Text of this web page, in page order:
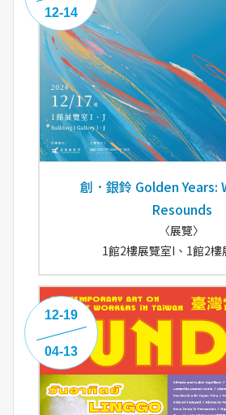
創．銀鈴 Golden Years:
Resounds
〈展覽〉
1館2樓展覽室I、1館2樓
12-14
12-19
04-13